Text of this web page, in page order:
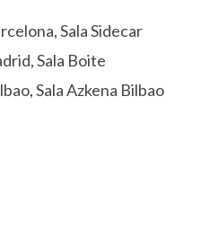
Sala Sidecar
Sala Boite
Sala Azkena Bilbao